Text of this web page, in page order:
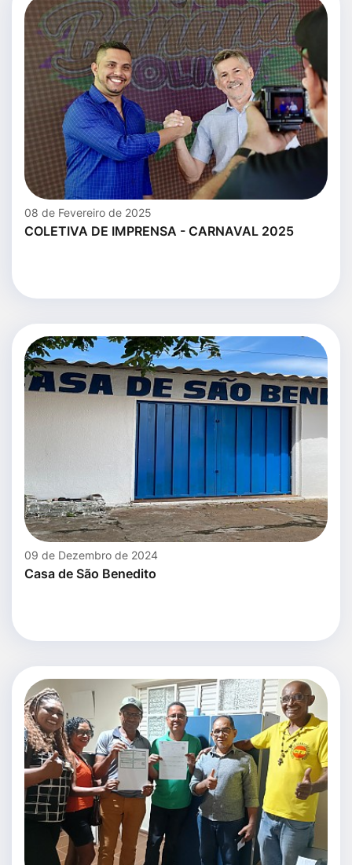
08 de Fevereiro de 2025
COLETIVA DE IMPRENSA - CARNAVAL 2025
09 de Dezembro de 2024
Casa de São Benedito